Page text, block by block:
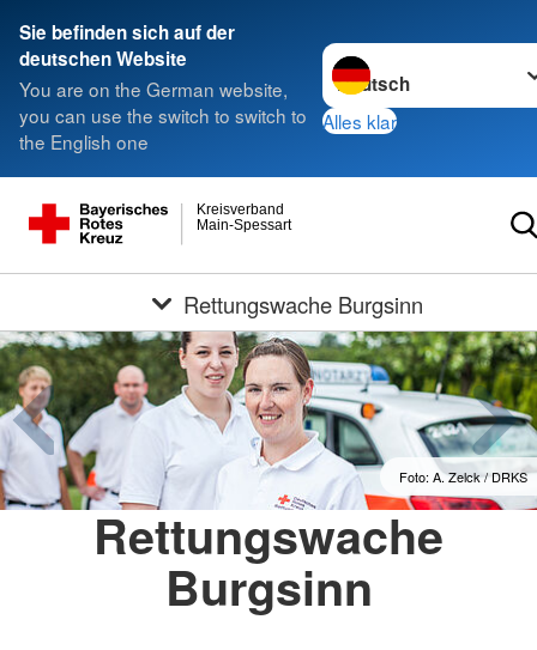
Sie befinden sich auf der
deutschen Website
You are on the German website,
you can use the switch to switch to
the English one
Sprache wechseln zu
Alles klar
Main-Spessart
Kreisverband
Rettungswache Burgsinn
Foto: A. Zelck / DRKS
Rettungswache
Burgsinn